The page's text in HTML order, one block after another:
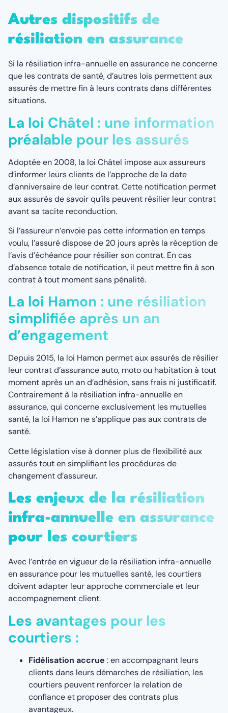
Autres dispositifs de
résiliation en assurance
Si la résiliation infra-annuelle en assurance ne concerne
que les contrats de santé, d’autres lois permettent aux
assurés de mettre fin à leurs contrats dans différentes
situations.
La loi Châtel : une information
préalable pour les assurés
Adoptée en 2008, la loi Châtel impose aux assureurs
d’informer leurs clients de l’approche de la date
d’anniversaire de leur contrat. Cette notification permet
aux assurés de savoir qu’ils peuvent résilier leur contrat
avant sa tacite reconduction.
Si l’assureur n’envoie pas cette information en temps
voulu, l’assuré dispose de 20 jours après la réception de
l’avis d’échéance pour résilier son contrat. En cas
d’absence totale de notification, il peut mettre fin à son
contrat à tout moment sans pénalité.
La loi Hamon : une résiliation
simplifiée après un an
d’engagement
Depuis 2015, la loi Hamon permet aux assurés de résilier
leur contrat d’assurance auto, moto ou habitation à tout
moment après un an d’adhésion, sans frais ni justificatif.
Contrairement à la résiliation infra-annuelle en
assurance, qui concerne exclusivement les mutuelles
santé, la loi Hamon ne s’applique pas aux contrats de
santé.
Cette législation vise à donner plus de flexibilité aux
assurés tout en simplifiant les procédures de
changement d’assureur.
Les enjeux de la résiliation
infra-annuelle en assurance
pour les courtiers
Avec l’entrée en vigueur de la résiliation infra-annuelle
en assurance pour les mutuelles santé, les courtiers
doivent adapter leur approche commerciale et leur
accompagnement client.
Les avantages pour les
courtiers :
Fidélisation accrue : en accompagnant leurs
clients dans leurs démarches de résiliation, les
courtiers peuvent renforcer la relation de
confiance et proposer des contrats plus
avantageux.